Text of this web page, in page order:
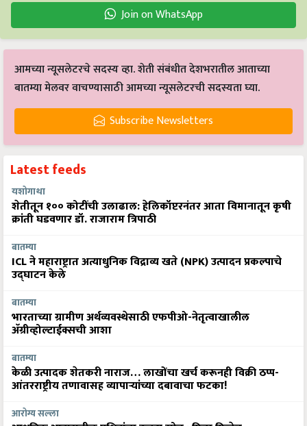
Join on WhatsApp
आमच्या न्यूसलेटरचे सदस्य व्हा. शेती संबंधीत देशभरातील आताच्या
बातम्या मेलवर वाचण्यासाठी आमच्या न्यूसलेटरची सदस्यता घ्या.
Subscribe Newsletters
Latest feeds
यशोगाथा
शेतीतून १०० कोटींची उलाढाल: हेलिकॉप्टरनंतर आता विमानातून कृषी
क्रांती घडवणार डॉ. राजाराम त्रिपाठी
बातम्या
ICL ने महाराष्ट्रात अत्याधुनिक विद्राव्य खते (NPK) उत्पादन प्रकल्पाचे
उद्घाटन केले
बातम्या
भारताच्या ग्रामीण अर्थव्यवस्थेसाठी एफपीओ-नेतृत्वाखालील
अ‍ॅग्रीव्होल्टाईक्सची आशा
बातम्या
केळी उत्पादक शेतकरी नाराज… लाखोंचा खर्च करूनही विक्री ठप्प-
आंतरराष्ट्रीय तणावासह व्यापाऱ्यांच्या दबावाचा फटका!
आरोग्य सल्ला